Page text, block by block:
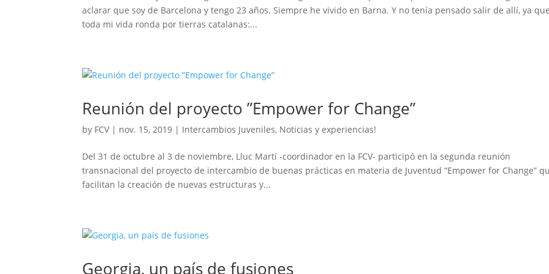
aclarar que soy de Barcelona y tengo 23 años. Siempre he vivido en Barna. Y no tenía pensado salir de allí, ya
toda mi vida ronda por tierras catalanas:...
Reunión del proyecto ”Empower for Change”
by FCV | nov. 15, 2019 | Intercambios Juveniles, Noticias y experiencias!
Del 31 de octubre al 3 de noviembre, Lluc Martí -coordinador en la FCV- participó en la segunda reunión
transnacional del proyecto de intercambio de buenas prácticas en materia de Juventud “Empower for Change”
facilitan la creación de nuevas estructuras y...
Georgia, un país de fusiones